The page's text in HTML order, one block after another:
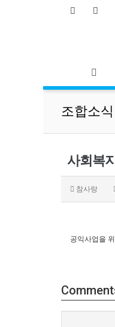
조합소식
사회복
참사랑
공익사업을